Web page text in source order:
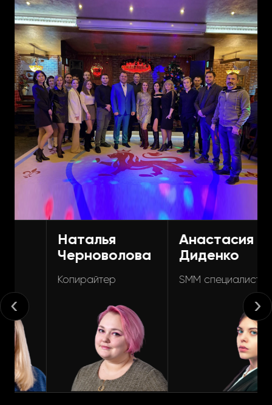
Наталья
Черноволова
Копирайтер
Анастасия
Диденко
SMM специалист